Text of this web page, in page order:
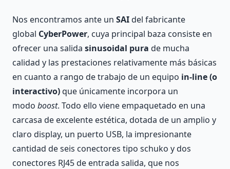
Nos encontramos ante un SAIdel fabricante
global CyberPower, cuya principal baza consiste en
ofrecer una salida sinusoidal pura de mucha
calidad y las prestaciones relativamente más básicas
en cuanto a rango de trabajo de un equipo in-line (o
interactivo)que únicamente incorpora un
modo boost. Todo ello viene empaquetado en una
carcasa de excelente estética, dotada de un amplio y
claro display, un puerto USB, la impresionante
cantidad de seis conectores tipo schuko y dos
conectores RJ45 de entrada salida, que nos